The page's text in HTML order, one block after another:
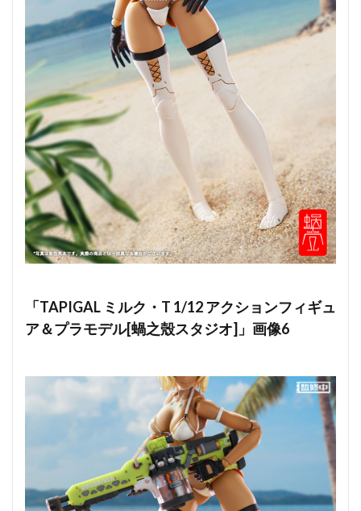
「TAPIGAL ミルク・T 1/12 アクションフィギュ
ア＆プラモデル[蝸之殼スタジオ]」画像6